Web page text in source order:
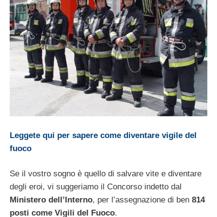
Leggete qui per sapere come diventare vigile del
fuoco
Se il vostro sogno è quello di salvare vite e diventare
degli eroi, vi suggeriamo il Concorso indetto dal
Ministero dell’Interno, per l’assegnazione di ben 814
posti come Vigili del Fuoco.